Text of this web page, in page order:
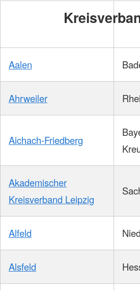
Aalen
Ahrweiler
Aichach-Friedberg
Akademischer
Kreisverband Leipzig
Alfeld
Alsfeld